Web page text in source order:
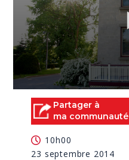
seconds
seconds
Partager à
ma communauté
10h00
23 septembre 2014